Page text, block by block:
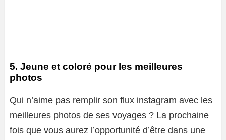
5. Jeune et coloré pour les meilleures
photos
Qui n’aime pas remplir son flux instagram avec les
meilleures photos de ses voyages ? La prochaine
fois que vous aurez l’opportunité d’être dans une